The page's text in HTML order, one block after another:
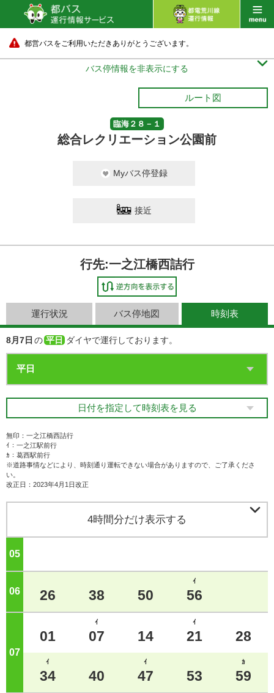
都営バスをご利用いただきありがとうございます。
バス停情報を非表示にする 
ルート図
臨海２８－１
総合レクリエーション公園前
Myバス停登録
接近
行先:一之江橋西詰行
運行状況 バス停地図 時刻表
8月7日 の 平日 ダイヤで運行しております。
日付を指定して時刻表を見る
無印：一之江橋西詰行
ｲ：一之江駅前行
ｶ：葛西駅前行
※道路事情などにより、時刻通り運転できない場合がありますので、ご了承くださ
い。
改正日：2023年4月1日改正
4時間分だけ表示する 
05
06 26 38 50
ｲ
56
07 ジ
01
ｲ
07 14
ｲ
21 28
ｲ
34 40
ｲ
47 53
ｶ
59